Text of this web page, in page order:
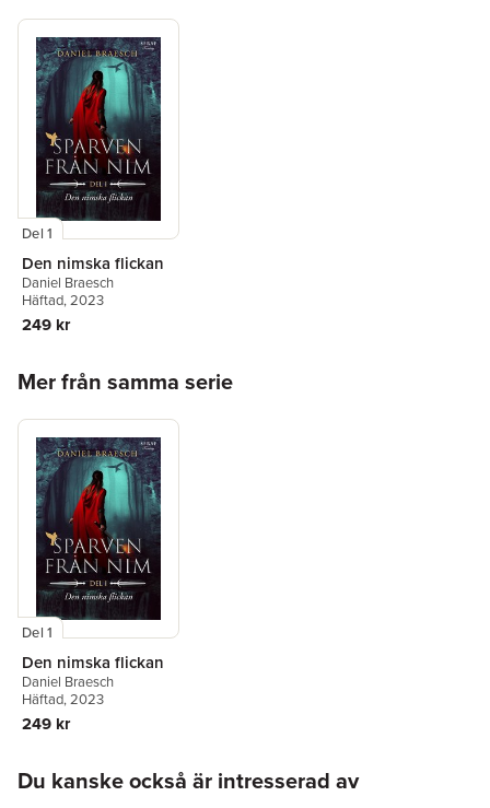
Del 1
Den nimska flickan
Daniel Braesch
Häftad, 2023
249 kr
Mer från samma serie
Del 1
Den nimska flickan
Daniel Braesch
Häftad, 2023
249 kr
Du kanske också är intresserad av